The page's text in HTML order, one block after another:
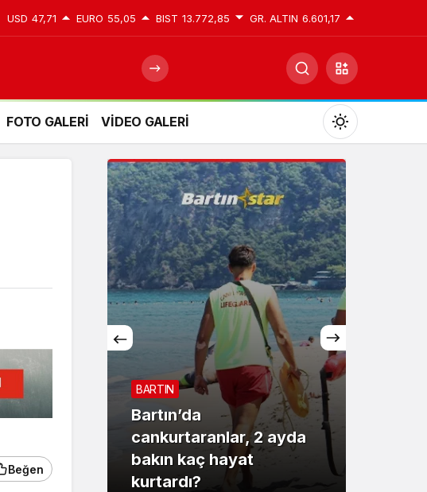
USD 47,71 EURO 55,05 BIST 13.772,85 GR. ALTIN 6.601,17
FOTO GALERİ VİDEO GALERİ
Mod
değiştir
Gündüz Modu
Gündüz modunu seçin.
Gece Modu
Gece modunu seçin.
Sistem Modu
Sistem modunu seçin.
Beğen
BARTIN
Bartın’da
cankurtaranlar, 2 ayda
bakın kaç hayat
kurtardı?